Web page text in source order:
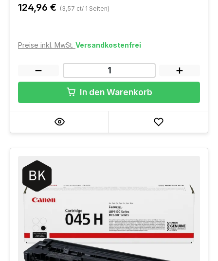
124,96 € (3,57 ct/ 1 Seiten)
Preise inkl. MwSt. Versandkostenfrei
In den Warenkorb